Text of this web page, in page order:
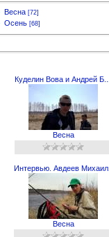
Весна [72]
Осень [68]
Куделин Вова и Андрей Б...
Весна
Интервью. Авдеев Михаил.
Весна